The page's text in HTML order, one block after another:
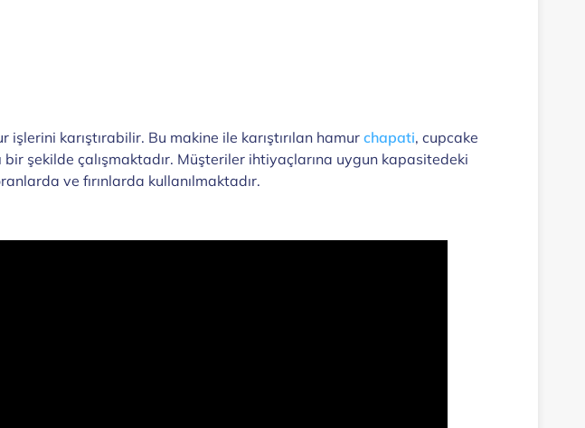
işlerini karıştırabilir. Bu makine ile karıştırılan hamur chapati, cupcake
şekilde çalışmaktadır. Müşteriler ihtiyaçlarına uygun kapasitedeki
ve fırınlarda kullanılmaktadır.